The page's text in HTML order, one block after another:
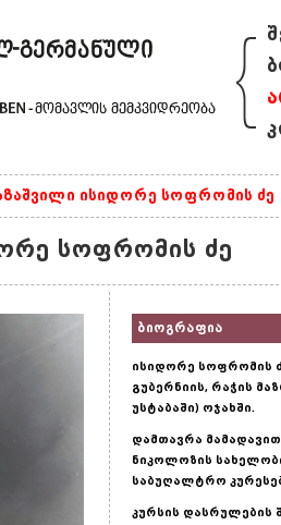
{
ისიდორე სოფრომის ძე
სოფრომის ძე
ბიოგრაფია
ისიდორე სოფრომის
გუბერნიის, რაჭის
უსტაბაში) ოჯახში.
დამთავრა
ნიკოლოზის
საბუღალტრო
კურსის დასრულების